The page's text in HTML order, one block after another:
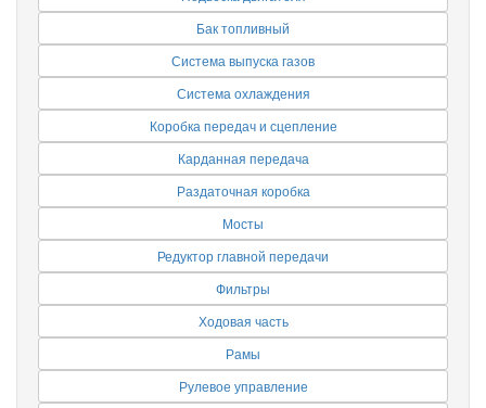
Бак топливный
Система выпуска газов
Система охлаждения
Коробка передач и сцепление
Карданная передача
Раздаточная коробка
Мосты
Редуктор главной передачи
Фильтры
Ходовая часть
Рамы
Рулевое управление